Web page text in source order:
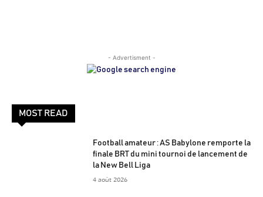
- Advertisment -
MOST READ
Football amateur : AS Babylone remporte la
finale BRT du mini tournoi de lancement de
la New Bell Liga
4 août 2026